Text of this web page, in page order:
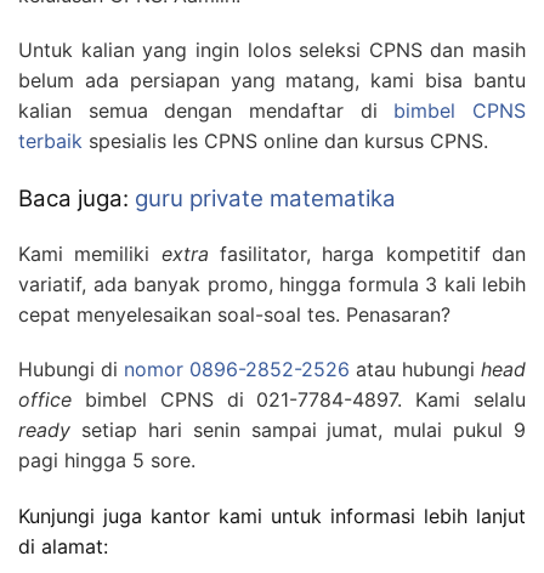
Untuk kalian yang ingin lolos seleksi CPNS dan masih
belum ada persiapan yang matang, kami bisa bantu
kalian semua dengan mendaftar di bimbel CPNS
terbaik spesialis les CPNS online dan kursus CPNS.
Baca juga: guru private matematika
Kami memiliki extra fasilitator, harga kompetitif dan
variatif, ada banyak promo, hingga formula 3 kali lebih
cepat menyelesaikan soal-soal tes. Penasaran?
Hubungi di nomor 0896-2852-2526 atau hubungi head
office bimbel CPNS di 021-7784-4897. Kami selalu
ready setiap hari senin sampai jumat, mulai pukul 9
pagi hingga 5 sore.
Kunjungi juga kantor kami untuk informasi lebih lanjut
di alamat: